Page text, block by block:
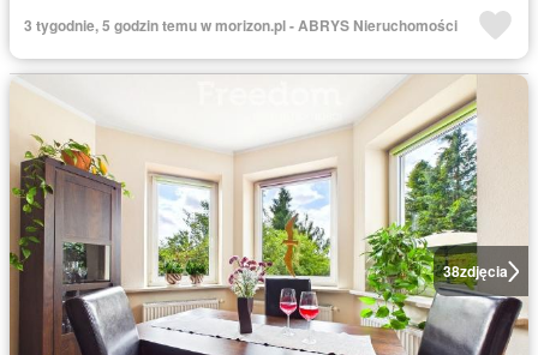
3 tygodnie, 5 godzin temu w morizon.pl - ABRYS Nieruchomości
38zdjęcia